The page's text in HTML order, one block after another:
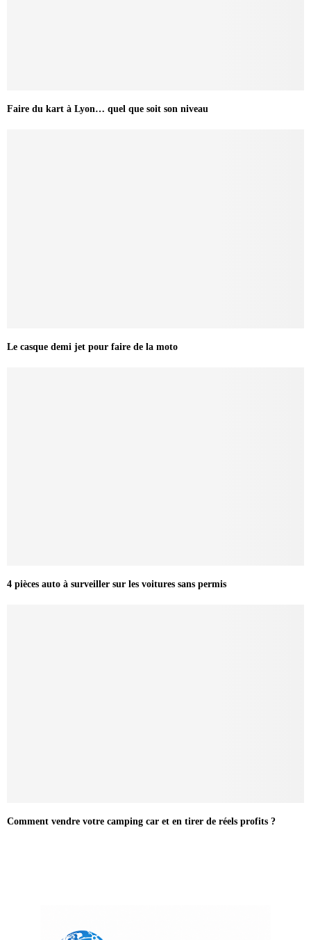
Faire du kart à Lyon… quel que soit son niveau
Le casque demi jet pour faire de la moto
4 pièces auto à surveiller sur les voitures sans permis
Comment vendre votre camping car et en tirer de réels profits ?